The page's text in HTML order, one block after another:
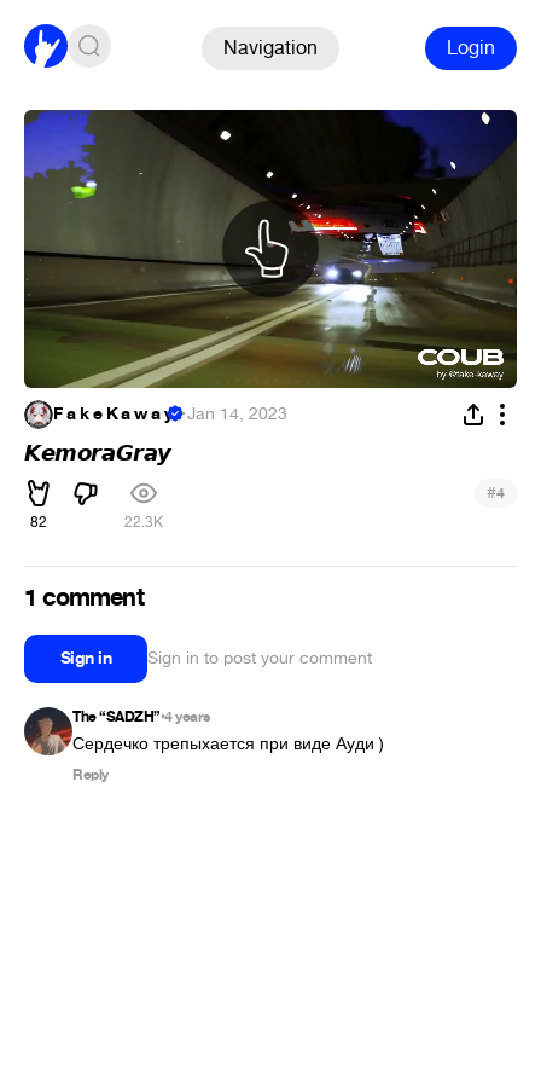
Navigation Login
F a k e K a w a y ·Jan 14, 2023
𝙆𝙚𝙢𝙤𝙧𝙖𝙂𝙧𝙖𝙮
82 22.3K
#4
1 comment
Sign in Sign in to post your comment
The “SADZH”•4 years
Сердечко трепыхается при виде Ауди )
Reply